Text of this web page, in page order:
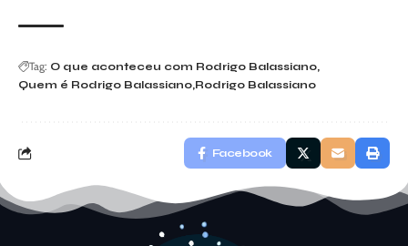
Tag: O que aconteceu com Rodrigo Balassiano
Quem é Rodrigo Balassiano Rodrigo Balassiano
Facebook